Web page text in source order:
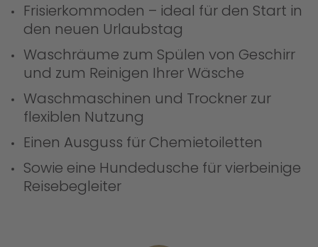
Frisierkommoden – ideal für den Start in
den neuen Urlaubstag
Waschräume zum Spülen von Geschirr
und zum Reinigen Ihrer Wäsche
Waschmaschinen und Trockner zur
flexiblen Nutzung
Einen Ausguss für Chemietoiletten
Sowie eine Hundedusche für vierbeinige
Reisebegleiter